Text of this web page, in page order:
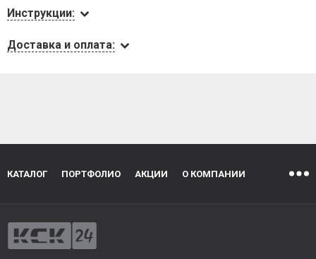
Инструкции:
Доставка и оплата:
КАТАЛОГ ПОРТФОЛИО АКЦИИ О КОМПАНИИ